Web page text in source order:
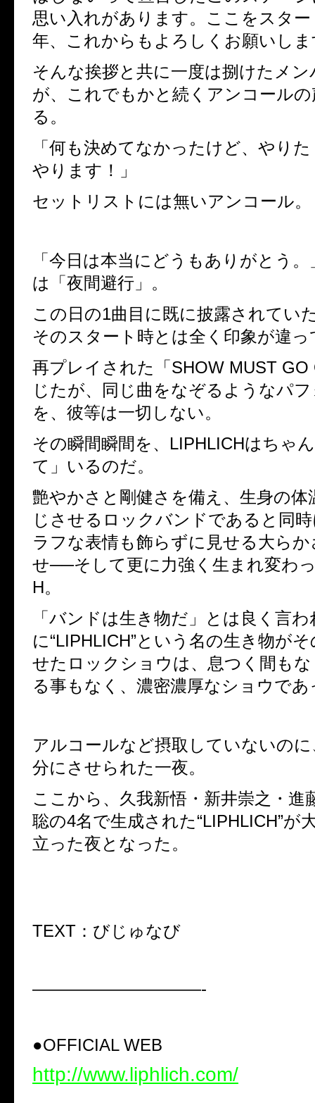
思い入れがあります。ここをスタ
年、これからもよろしくお願いし
そんな挨拶と共に一度は捌けたメ
が、これでもかと続くアンコール
る。
「何も決めてなかったけど、やり
やります！」
セットリストには無いアンコール。
「今日は本当にどうもありがとう
は「夜間避行」。
この日の1曲目に既に披露されてい
そのスタート時とは全く印象が違っ
再プレイされた「 SHOW MUST GO
じたが、同じ曲をなぞるようなパ
を、彼等は一切しない。
その瞬間瞬間を、 LIPHLICHはちゃ
て」いるのだ。
艶やかさと剛健さを備え、生身の体
じさせるロックバンドであると同
ラフな表情も飾らずに見せる大ら
せ──そして更に力強く生まれ変わ
H。
「バンドは生き物だ」とは良く言
に“LIPHLICH”という名の生き物が
せたロックショウは、息つく間も
る事もなく、濃密濃厚なショウであ
アルコールなど摂取していないの
分にさせられた一夜。
ここから、久我新悟・新井崇之・進
聡の4名で生成された“LIPHLICH”が
立った夜となった。
TEXT：びじゅなび
——————————-
●OFFICIAL WEB
http://www.liphlich.com/